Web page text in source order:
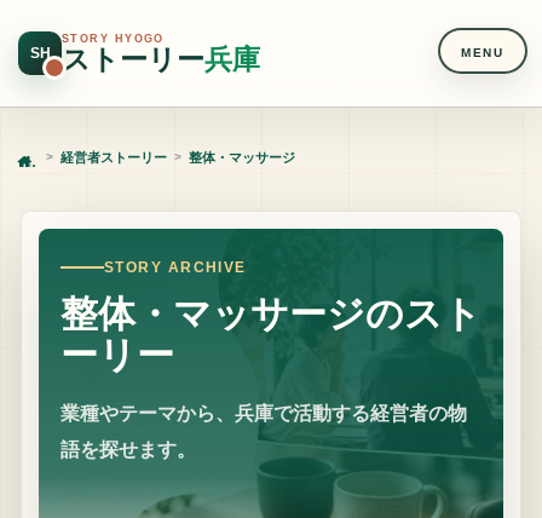
SH
STORY HYOGO
ストーリー兵庫 MENU
Home 経営者ストーリー 整体・マッサージ
STORY ARCHIVE
整体・マッサージのスト
ーリー
業種やテーマから、兵庫で活動する経営者の物
語を探せます。